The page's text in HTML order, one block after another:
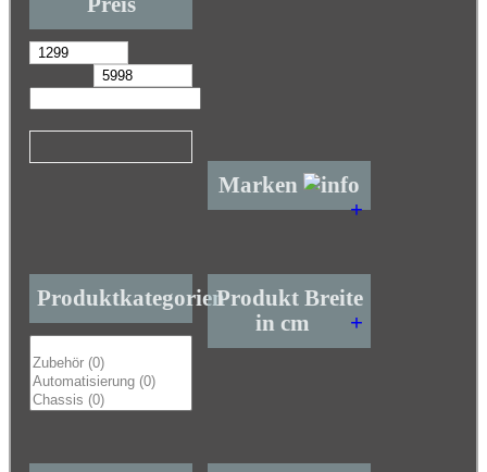
Marken
+
ProduktkategorienProdukt Breite
in cm
+